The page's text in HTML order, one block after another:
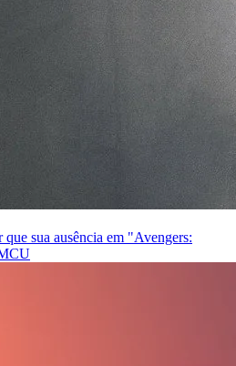
sua ausência em "Avengers: